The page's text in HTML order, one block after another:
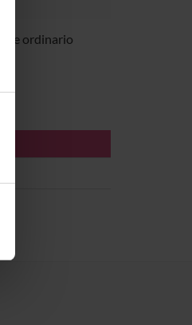
ordinario